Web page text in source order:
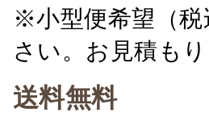
※小型便希望（
さい。お見積も
送料無料